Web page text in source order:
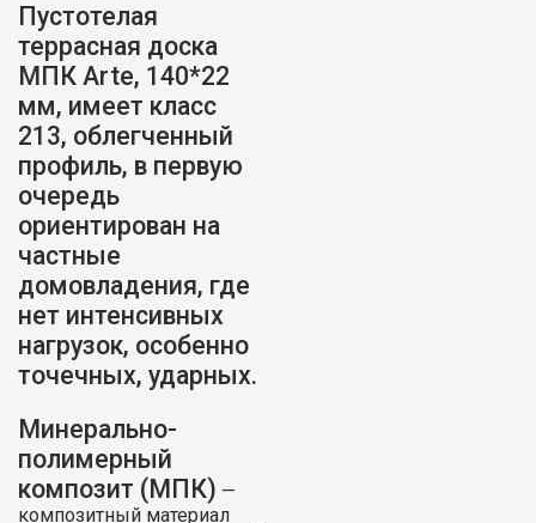
Пустотелая
террасная доска
МПК Arte, 140*22
мм, имеет класс
213, облегченный
профиль, в первую
очередь
ориентирован на
частные
домовладения, где
нет интенсивных
нагрузок, особенно
точечных, ударных.
Минерально-
полимерный
композит (МПК) —
композитный материал